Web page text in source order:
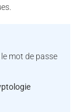
mot de passe